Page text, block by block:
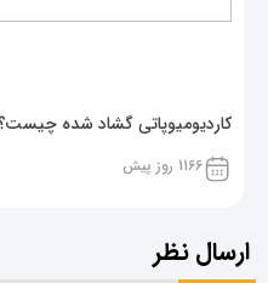
کاردیومیوپاتی گشاد شده
1166 روز پیش
ارسال نظر